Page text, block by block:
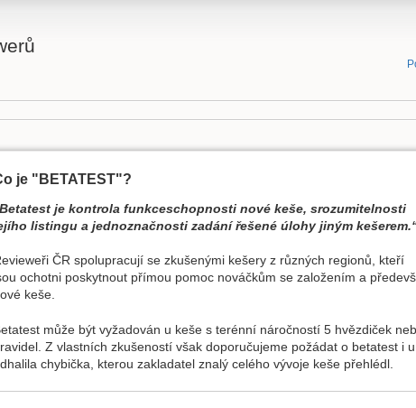
je "BETATEST"?
je kontrola funkceschopnosti nové keše, srozumitelnosti
listingu a jednoznačnosti zadání řešené úlohy jiným
ČR spolupracují se zkušenými kešery z různých regionů, kteří
ochotni poskytnout přímou pomoc nováčkům se založením a
keše.
může být vyžadován u keše s terénní náročností 5 hvězdiček
Z vlastních zkušeností však doporučujeme požádat o betatest i
chybička, kterou zakladatel znalý celého vývoje keše přehlédl.